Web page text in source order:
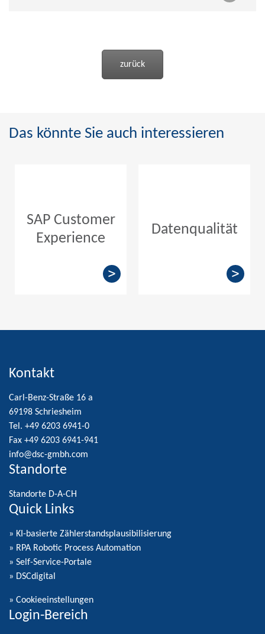
zurück
Das könnte Sie auch interessieren
SAP Customer
Experience
Datenqualität
Kontakt
Carl-Benz-Straße 16 a
69198 Schriesheim
Tel. +49 6203 6941-0
Fax +49 6203 6941-941
info@dsc-gmbh.com
Standorte
Standorte D-A-CH
Quick Links
» KI-basierte Zählerstandsplausibilisierung
» RPA Robotic Process Automation
» Self-Service-Portale
» DSCdigital
» Cookieeinstellungen
Login-Bereich